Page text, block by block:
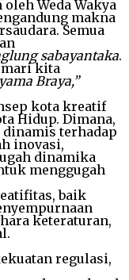
Weda Wakya
makna
Semua
sabayantaka.
mari kita
Braya,”
kota kreatif
Hidup. Dimana,
terhadap
inovasi,
dinamika
menggugah
baik
keteraturan,
regulasi,